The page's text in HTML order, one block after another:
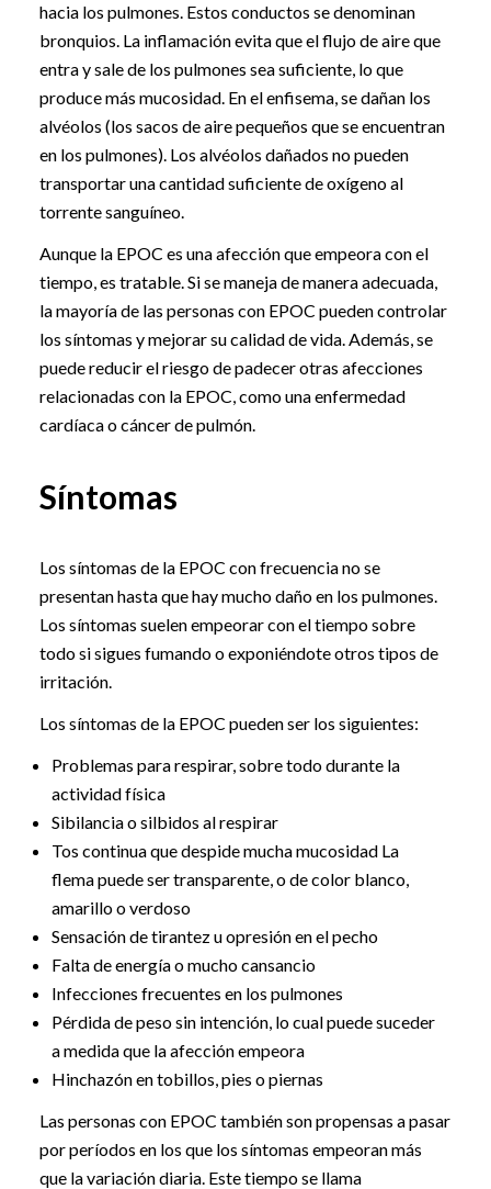
hacia los pulmones. Estos conductos se denominan
bronquios. La inflamación evita que el flujo de aire que
entra y sale de los pulmones sea suficiente, lo que
produce más mucosidad. En el enfisema, se dañan los
alvéolos (los sacos de aire pequeños que se encuentran
en los pulmones). Los alvéolos dañados no pueden
transportar una cantidad suficiente de oxígeno al
torrente sanguíneo.
Aunque la EPOC es una afección que empeora con el
tiempo, es tratable. Si se maneja de manera adecuada,
la mayoría de las personas con EPOC pueden controlar
los síntomas y mejorar su calidad de vida. Además, se
puede reducir el riesgo de padecer otras afecciones
relacionadas con la EPOC, como una enfermedad
cardíaca o cáncer de pulmón.
Síntomas
Los síntomas de la EPOC con frecuencia no se
presentan hasta que hay mucho daño en los pulmones.
Los síntomas suelen empeorar con el tiempo sobre
todo si sigues fumando o exponiéndote otros tipos de
irritación.
Los síntomas de la EPOC pueden ser los siguientes:
Problemas para respirar, sobre todo durante la
actividad física
Sibilancia o silbidos al respirar
Tos continua que despide mucha mucosidad La
flema puede ser transparente, o de color blanco,
amarillo o verdoso
Sensación de tirantez u opresión en el pecho
Falta de energía o mucho cansancio
Infecciones frecuentes en los pulmones
Pérdida de peso sin intención, lo cual puede suceder
a medida que la afección empeora
Hinchazón en tobillos, pies o piernas
Las personas con EPOC también son propensas a pasar
por períodos en los que los síntomas empeoran más
que la variación diaria. Este tiempo se llama